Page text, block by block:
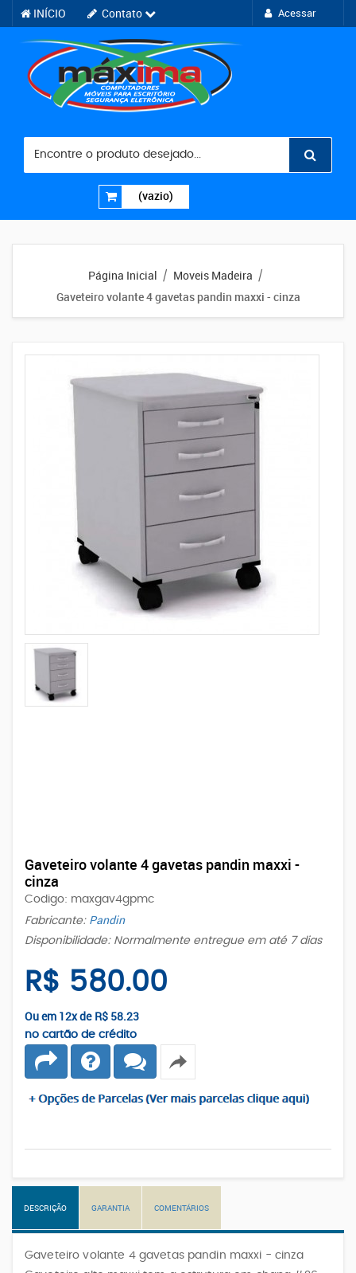
INÍCIO Contato Acessar
(vazio)
Página Inicial / Moveis Madeira /
Gaveteiro volante 4 gavetas pandin maxxi - cinza
Gaveteiro volante 4 gavetas pandin maxxi -
cinza
Codigo: maxgav4gpmc
Fabricante: Pandin
Disponibilidade: Normalmente entregue em até 7 dias
R$ 580.00
Ou em 12x de R$ 58.23
no cartão de crédito
DESCRIÇÃO GARANTIA COMENTÁRIOS
Gaveteiro volante 4 gavetas pandin maxxi - cinza